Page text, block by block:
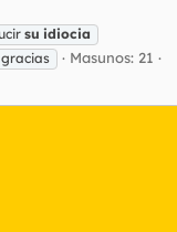
su idiocia
Masunos: 21